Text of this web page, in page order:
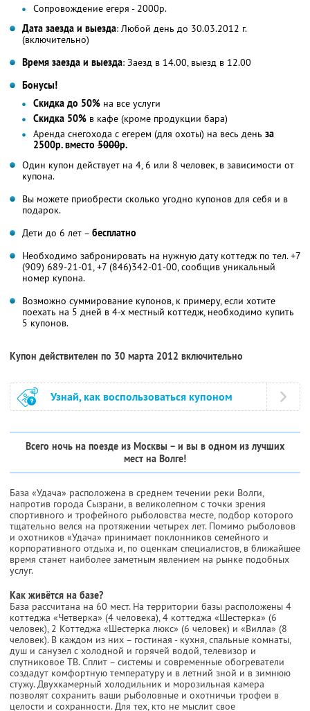
Сопровождение егеря - 2000р.
Дата заезда и выезда: Любой день до 30.03.2012 г.
(включительно)
Время заезда и выезда: Заезд в 14.00, выезд в 12.00
Бонусы!
Скидка до 50% на все услуги
Скидка 50% в кафе (кроме продукции бара)
Аренда снегохода с егерем (для охоты) на весь день за
2500р. вместо 5000р.
Один купон действует на 4, 6 или 8 человек, в зависимости от
купона.
Вы можете приобрести сколько угодно купонов для себя и в
подарок.
Дети до 6 лет – бесплатно
Необходимо забронировать на нужную дату коттедж по тел. +7
(909) 689-21-01, +7 (846)342-01-00, сообщив уникальный
номер купона.
Возможно суммирование купонов, к примеру, если хотите
поехать на 5 дней в 4-х местный коттедж, необходимо купить
5 купонов.
Купон действителен по 30 марта 2012 включительно
Узнай, как воспользоваться купоном
Вcего ночь на поезде из Москвы – и вы в одном из лучших
мест на Волге!
База «Удача» расположена в среднем течении реки Волги,
напротив города Сызрани, в великолепном с точки зрения
спортивного и трофейного рыболовства месте, подбор которого
тщательно велся на протяжении четырех лет. Помимо рыболовов
и охотников «Удача» принимает поклонников семейного и
корпоративного отдыха и, по оценкам специалистов, в ближайшее
время станет наиболее заметным явлением на рынке подобных
услуг.
Как живётся на базе?
База рассчитана на 60 мест. На территории базы расположены 4
коттеджа «Четверка» (4 человека), 4 коттеджа «Шестерка» (6
человек), 2 Коттеджа «Шестерка люкс» (6 человек) и «Вилла» (8
человек). В каждом из них – гостиная - кухня, спальные комнаты,
душ и санузел с холодной и горячей водой, телевизор и
спутниковое ТВ. Сплит – системы и современные обогреватели
создадут комфортную температуру и в летний зной и в зимнюю
стужу. Двухкамерный холодильник и морозильная камера
позволят сохранить ваши рыболовные и охотничьи трофеи в
целости и сохранности. Для тех, кто не мыслит свое